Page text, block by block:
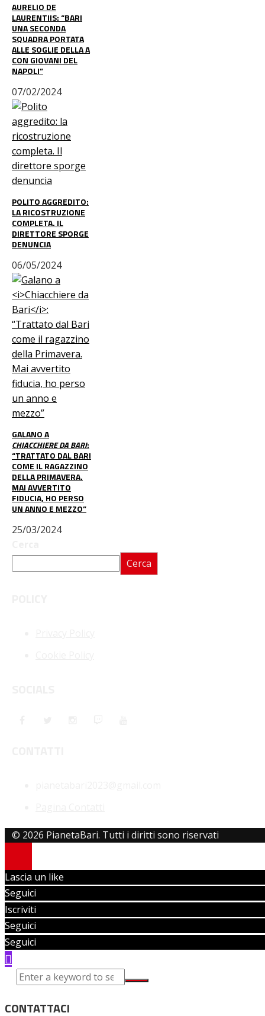
AURELIO DE
LAURENTIIS: “BARI
UNA SECONDA
SQUADRA PORTATA
ALLE SOGLIE DELLA A
CON GIOVANI DEL
NAPOLI”
07/02/2024
POLITO AGGREDITO:
LA RICOSTRUZIONE
COMPLETA. IL
DIRETTORE SPORGE
DENUNCIA
06/05/2024
GALANO A
CHIACCHIERE DA BARI:
“TRATTATO DAL BARI
COME IL RAGAZZINO
DELLA PRIMAVERA.
MAI AVVERTITO
FIDUCIA, HO PERSO
UN ANNO E MEZZO”
25/03/2024
Cerca
© 2026 PianetaBari. Tutti i diritti sono riservati
Lascia un like
Seguici
Iscriviti
Seguici
Seguici
CONTATTACI